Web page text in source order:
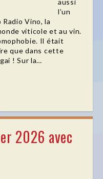
l’un
Vino, la
viticole et au vin.
Il était
que dans cette
! Sur la…
2026 avec